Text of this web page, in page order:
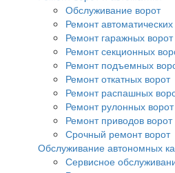
Обслуживание ворот
Ремонт
Ремонт гаражных ворот
Ремонт секционных
Ремонт подъемных
Ремонт откатных ворот
Ремонт распашных
Ремонт рулонных ворот
Ремонт приводов ворот
Срочный ремонт ворот
Обслуживание автономных
Сервисное